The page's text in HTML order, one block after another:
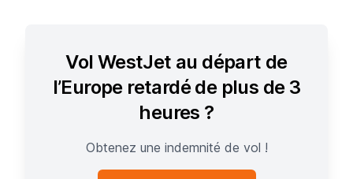
Vol WestJet au départ de
l’Europe retardé de plus de 3
heures ?
Obtenez une indemnité de vol !